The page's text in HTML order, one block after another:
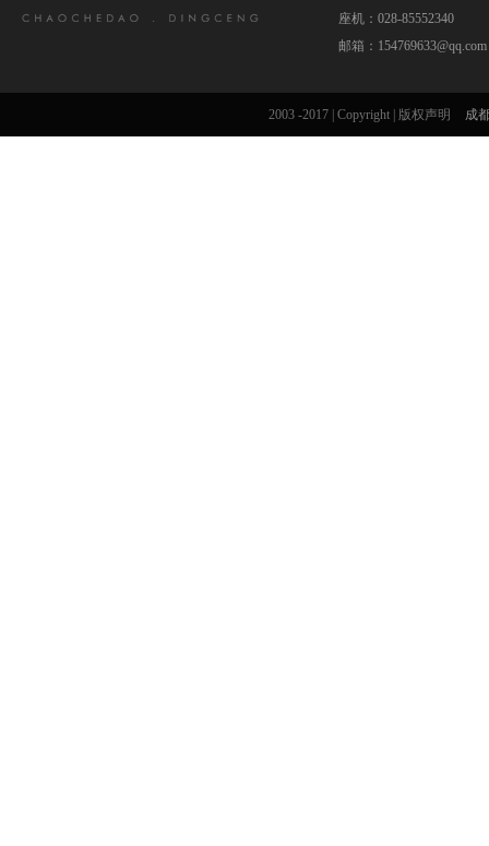
座机：028-85552340
邮箱：154769633@qq.com
2003 -2017 | Copyright | 版权声明 成